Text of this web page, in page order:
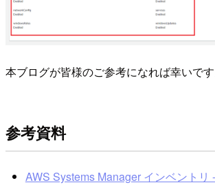
本ブログが皆様のご参考になれば幸いです
参考資料
AWS Systems Manager インベントリ